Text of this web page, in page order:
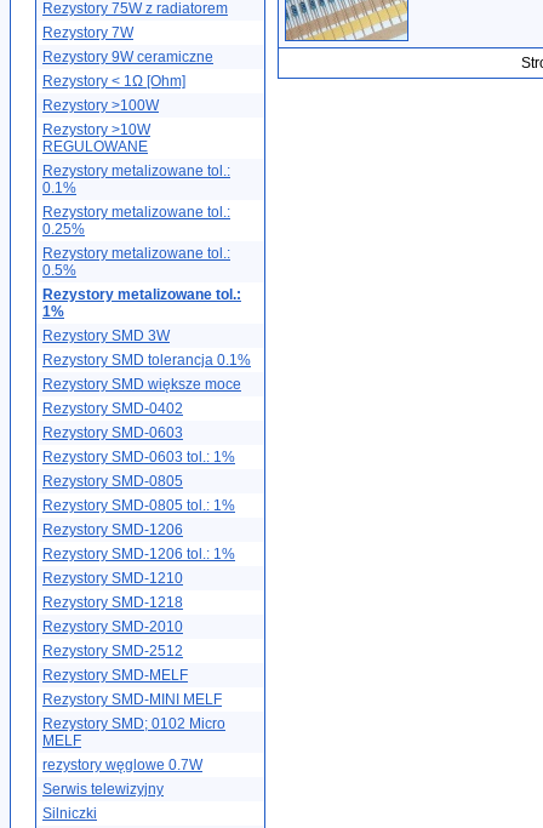
Rezystory 75W z radiatorem
Rezystory 7W
Rezystory 9W ceramiczne
Rezystory < 1Ω [Ohm]
Rezystory >100W
Rezystory >10W
REGULOWANE
Rezystory metalizowane tol.:
0.1%
Rezystory metalizowane tol.:
0.25%
Rezystory metalizowane tol.:
0.5%
Rezystory metalizowane tol.:
1%
Rezystory SMD 3W
Rezystory SMD tolerancja 0.1%
Rezystory SMD większe moce
Rezystory SMD-0402
Rezystory SMD-0603
Rezystory SMD-0603 tol.: 1%
Rezystory SMD-0805
Rezystory SMD-0805 tol.: 1%
Rezystory SMD-1206
Rezystory SMD-1206 tol.: 1%
Rezystory SMD-1210
Rezystory SMD-1218
Rezystory SMD-2010
Rezystory SMD-2512
Rezystory SMD-MELF
Rezystory SMD-MINI MELF
Rezystory SMD; 0102 Micro
MELF
rezystory węglowe 0.7W
Serwis telewizyjny
Silniczki